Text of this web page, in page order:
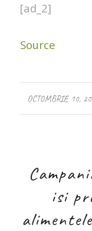
[ad_2]
Source
OCTOMBRIE 10,
/
isi